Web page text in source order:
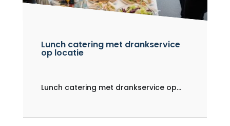
Lunch catering met drankservice
op locatie
Lunch catering met drankservice op...